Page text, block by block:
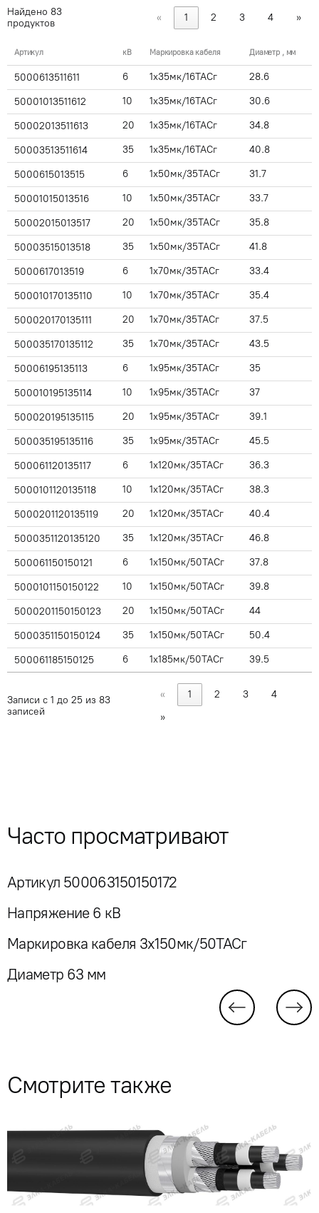
Найдено 83
продуктов
« 1 2 3 4 »
Артикул кВ Маркировка кабеля Диаметр , мм
5000613511611 6 1x35мк/16ТАСг 28.6
50001013511612 10 1x35мк/16ТАСг 30.6
50002013511613 20 1x35мк/16ТАСг 34.8
50003513511614 35 1x35мк/16ТАСг 40.8
5000615013515 6 1x50мк/35ТАСг 31.7
50001015013516 10 1x50мк/35ТАСг 33.7
50002015013517 20 1x50мк/35ТАСг 35.8
50003515013518 35 1x50мк/35ТАСг 41.8
5000617013519 6 1x70мк/35ТАСг 33.4
500010170135110 10 1x70мк/35ТАСг 35.4
500020170135111 20 1x70мк/35ТАСг 37.5
500035170135112 35 1x70мк/35ТАСг 43.5
50006195135113 6 1x95мк/35ТАСг 35
500010195135114 10 1x95мк/35ТАСг 37
500020195135115 20 1x95мк/35ТАСг 39.1
500035195135116 35 1x95мк/35ТАСг 45.5
500061120135117 6 1x120мк/35ТАСг 36.3
5000101120135118 10 1x120мк/35ТАСг 38.3
5000201120135119 20 1x120мк/35ТАСг 40.4
5000351120135120 35 1x120мк/35ТАСг 46.8
500061150150121 6 1x150мк/50ТАСг 37.8
5000101150150122 10 1x150мк/50ТАСг 39.8
5000201150150123 20 1x150мк/50ТАСг 44
5000351150150124 35 1x150мк/50ТАСг 50.4
500061185150125 6 1x185мк/50ТАСг 39.5
Записи с 1 до 25 из 83
записей
« 1 2 3
4
»
Часто просматривают
Артикул 500063150150172
Напряжение 6 кВ
Маркировка кабеля 3x150мк/50ТАСг
Диаметр 63 мм
Смотрите также